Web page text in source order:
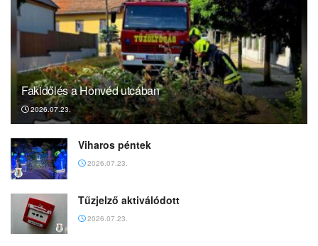
Fakidőlés a Honvéd utcában
2026.07.23.
Viharos péntek
2026.07.23.
Tűzjelző aktiválódott
2026.07.23.